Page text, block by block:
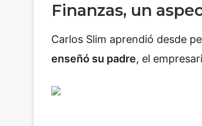
Finanzas, un
Carlos Slim aprendió desde
enseñó su padre, el